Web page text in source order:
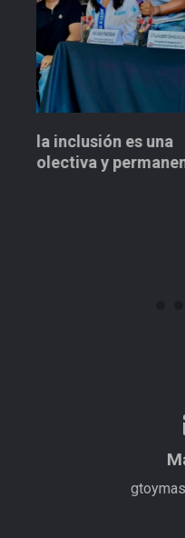
Disfruta una
exposiciones